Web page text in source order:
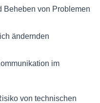
Beheben von Problemen
ändernden
im
von technischen